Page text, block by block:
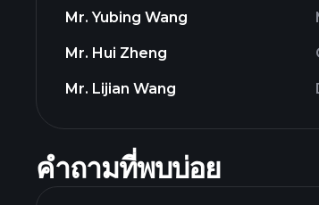
Mr. Yubing Wang
Mr. Hui Zheng
Mr. Lijian Wang
คำถามที่พบบ่อย